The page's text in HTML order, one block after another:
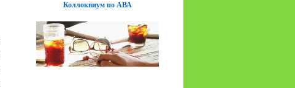
Коллоквиум по АВА